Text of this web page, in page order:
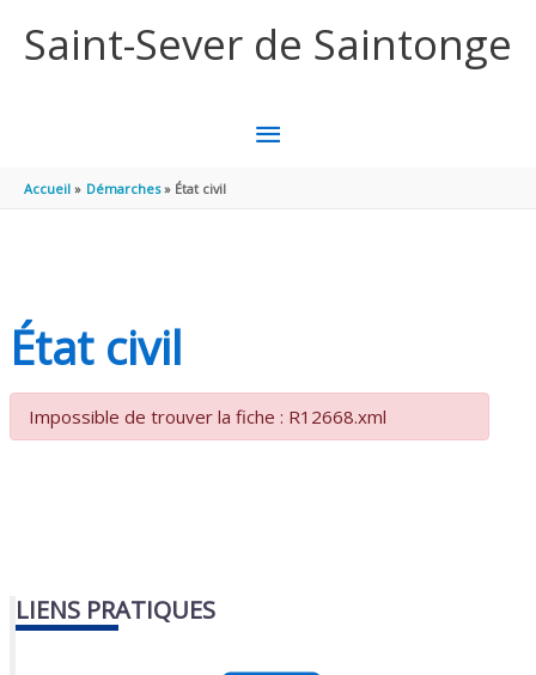
Saint-Sever de Saintonge
MENU
Accueil Démarches État civil
État civil
Impossible de trouver la fiche : R12668.xml
LIENS PRATIQUES